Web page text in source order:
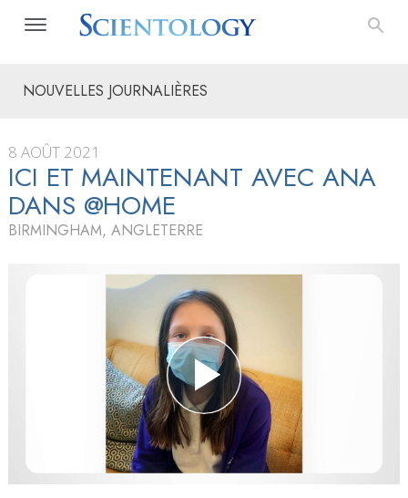
NOUVELLES JOURNALIÈRES
8 AOÛT 2021
ICI ET MAINTENANT AVEC ANA
DANS @HOME
BIRMINGHAM, ANGLETERRE